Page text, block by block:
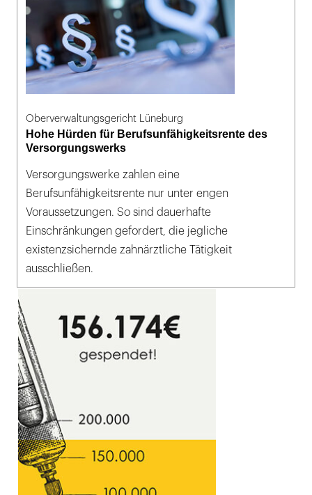
Oberverwaltungsgericht Lüneburg
Hohe Hürden für Berufsunfähigkeitsrente des
Versorgungswerks
Versorgungswerke zahlen eine
Berufsunfähigkeitsrente nur unter engen
Voraussetzungen. So sind dauerhafte
Einschränkungen gefordert, die jegliche
existenzsichernde zahnärztliche Tätigkeit
ausschließen.